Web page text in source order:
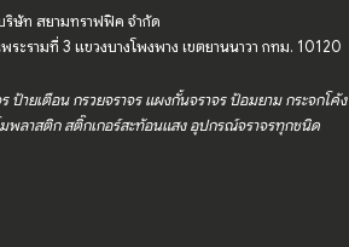
ริษัท สยามทราฟฟิค จำกัด
ะรามที่ 3 แขวงบางโพงพาง เขตยานนาวา กทม. 10120
ป้ายเตือน กรวยจราจร แผงกั้นจราจร ป้อมยาม กระจกโค้ง
มพลาสติก สติ๊กเกอร์สะท้อนแสง อุปกรณ์จราจรทุกชนิด